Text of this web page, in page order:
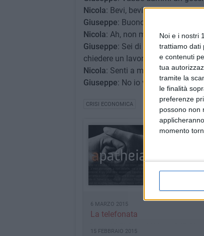
Noi e i nostri
trattiamo dati
e contenuti
tua
tramite la
le finalità
preferenze
possono non
momento
Nicola: Bevi, bevi.
Giuseppe: Buono. Stanno
Nicola: Ah, non m'interessa.
Giuseppe: Sei di bocca buona.
chiedere un lavoro visto che ci
Nicola: Senti a me, bevi il vino
Giuseppe: No io vado. Mo vedi
CRISI ECONOMICA
Apatheia
6 MARZO 2015
La telefonata
15 FEBBRAIO 2015